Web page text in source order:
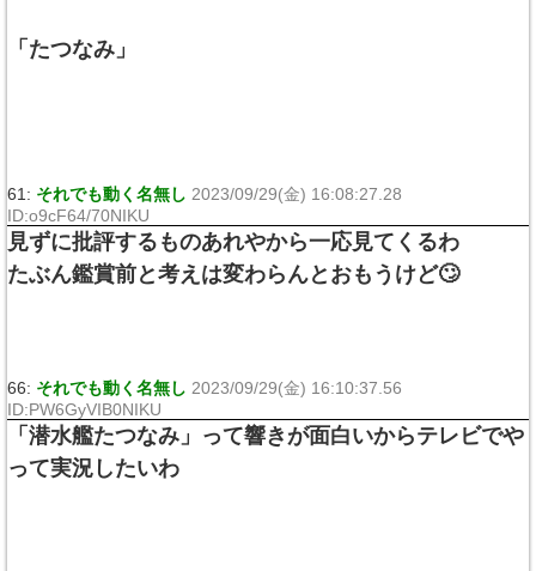
「たつなみ」
61: それでも動く名無し 2023/09/29(金) 16:08:27.28
ID:o9cF64/70NIKU
見ずに批評するものあれやから一応見てくるわ
たぶん鑑賞前と考えは変わらんとおもうけど🙄
66: それでも動く名無し 2023/09/29(金) 16:10:37.56
ID:PW6GyVIB0NIKU
「潜水艦たつなみ」って響きが面白いからテレビでや
って実況したいわ